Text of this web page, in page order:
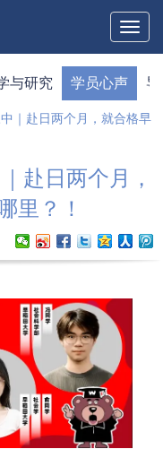
Toggle
与研究 学员心声 导
｜赴日两个月，就合格早
赴日两个月，
里？！